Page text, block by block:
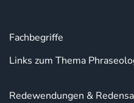
Fachbegriffe
Links zum Thema
Redewendungen &